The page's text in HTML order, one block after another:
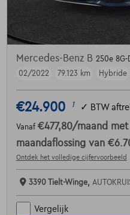
Mercedes-Benz B 250e 8G-
02/2022
79.123 km Hybride
€24.900 1 ✓ BTW
Vanaf €477,80/maand
maandaflossing van
Ontdek het volledige cijfervoorbeeld
3390 Tielt-Winge,
Vergelijk